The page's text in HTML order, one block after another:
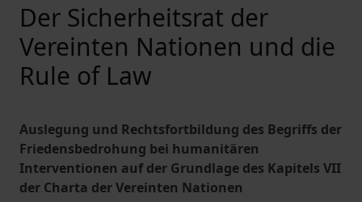
Der Sicherheitsrat der
Vereinten Nationen und die
Rule of Law
Auslegung und Rechtsfortbildung des Begriffs der
Friedensbedrohung bei humanitären
Interventionen auf der Grundlage des Kapitels VII
der Charta der Vereinten Nationen